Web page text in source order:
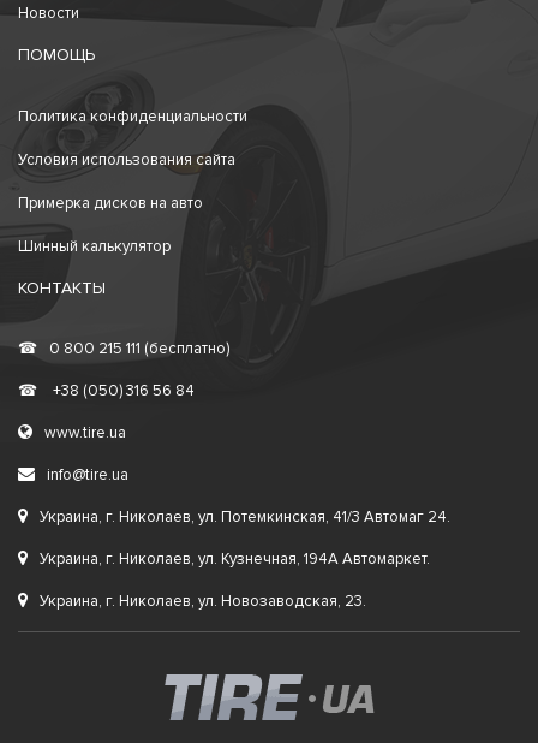
Новости
ПОМОЩЬ
Политика конфиденциальности
Условия использования сайта
Примерка дисков на авто
Шинный калькулятор
КОНТАКТЫ
☎ 0 800 215 111 (бесплатно)
☎ +38 (050) 316 56 84
www.tire.ua
info@tire.ua
Украина, г. Николаев, ул. Потемкинская, 41/3 Автомаг 24.
Украина, г. Николаев, ул. Кузнечная, 194А Автомаркет.
Украина, г. Николаев, ул. Новозаводская, 23.